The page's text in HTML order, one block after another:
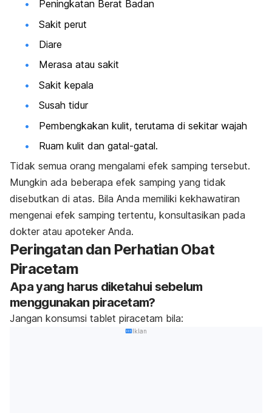
Peningkatan Berat Badan
Sakit perut
Diare
Merasa atau sakit
Sakit kepala
Susah tidur
Pembengkakan kulit, terutama di sekitar wajah
Ruam kulit dan gatal-gatal.
Tidak semua orang mengalami efek samping tersebut.
Mungkin ada beberapa efek samping yang tidak
disebutkan di atas. Bila Anda memiliki kekhawatiran
mengenai efek samping tertentu, konsultasikan pada
dokter atau apoteker Anda.
Peringatan dan Perhatian Obat
Piracetam
Apa yang harus diketahui sebelum
menggunakan piracetam?
Jangan konsumsi tablet piracetam bila:
Iklan